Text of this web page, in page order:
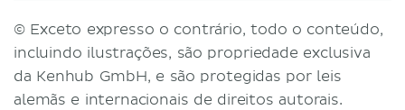
© Exceto expresso o contrário, todo o conteúdo,
incluindo ilustrações, são propriedade exclusiva
da Kenhub GmbH, e são protegidas por leis
alemãs e internacionais de direitos autorais.